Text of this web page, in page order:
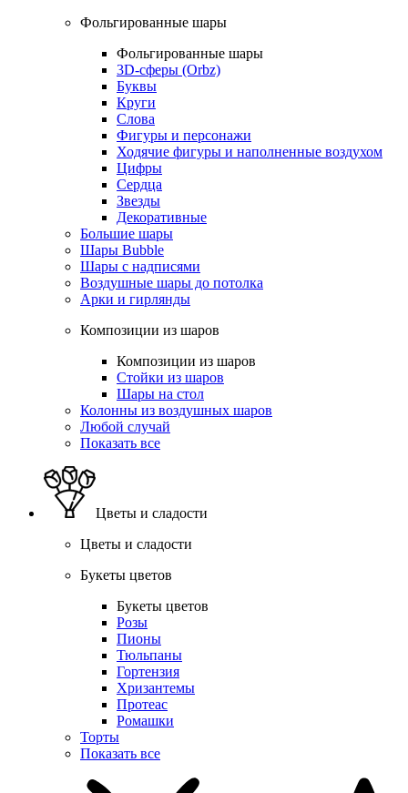
Фольгированные шары
Фольгированные шары
3D-сферы (Orbz)
Буквы
Круги
Слова
Фигуры и персонажи
Ходячие фигуры и наполненные воздухом
Цифры
Сердца
Звезды
Декоративные
Большие шары
Шары Bubble
Шары с надписями
Воздушные шары до потолка
Арки и гирлянды
Композиции из шаров
Композиции из шаров
Стойки из шаров
Шары на стол
Колонны из воздушных шаров
Любой случай
Показать все
Цветы и сладости
Цветы и сладости
Букеты цветов
Букеты цветов
Розы
Пионы
Тюльпаны
Гортензия
Хризантемы
Протеас
Ромашки
Торты
Показать все